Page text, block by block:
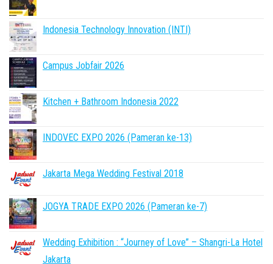
Indonesia Technology Innovation (INTI)
Campus Jobfair 2026
Kitchen + Bathroom Indonesia 2022
INDOVEC EXPO 2026 (Pameran ke-13)
Jakarta Mega Wedding Festival 2018
JOGYA TRADE EXPO 2026 (Pameran ke-7)
Wedding Exhibition : “Journey of Love” – Shangri-La Hotel
Jakarta